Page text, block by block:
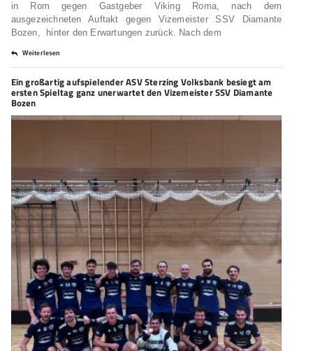
in Rom gegen Gastgeber Viking Roma, nach dem
ausgezeichneten Auftakt gegen Vizemeister SSV Diamante
Bozen, hinter den Erwartungen zurück. Nach dem
Weiterlesen
Ein großartig aufspielender ASV Sterzing Volksbank besiegt am
ersten Spieltag ganz unerwartet den Vizemeister SSV Diamante
Bozen